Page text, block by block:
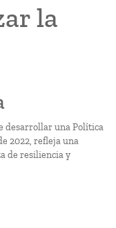
la
desarrollar una Política
2022, refleja una
de resiliencia y